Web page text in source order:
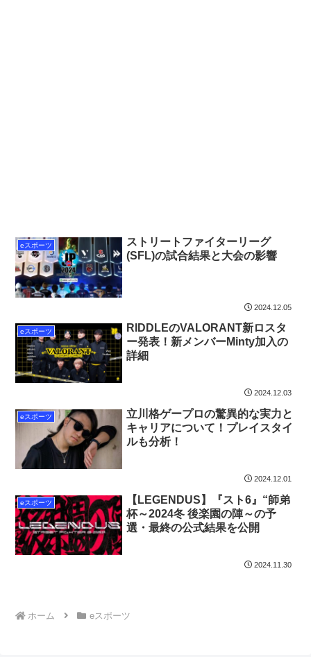
eスポーツ
ストリートファイターリーグ
(SFL)の試合結果と大会の影響
2024.12.05
eスポーツ
RIDDLEのVALORANT新ロスタ
ー発表！新メンバーMinty加入の
詳細
2024.12.03
eスポーツ
立川格ゲープロの驚異的な実力と
キャリアについて！プレイスタイ
ルも分析！
2024.12.01
eスポーツ
【LEGENDUS】『スト6』“師弟
杯～2024冬 後楽園の陣～の予
選・最終の公式結果を公開
2024.11.30
ホーム eスポーツ